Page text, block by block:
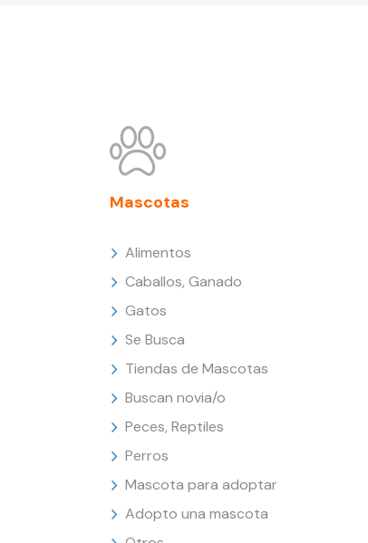
Mascotas
Alimentos
Caballos, Ganado
Gatos
Se Busca
Tiendas de Mascotas
Buscan novia/o
Peces, Reptiles
Perros
Mascota para adoptar
Adopto una mascota